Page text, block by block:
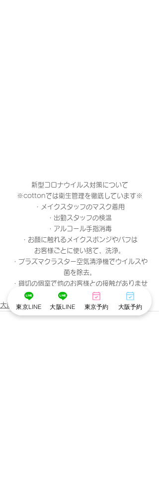
新型コロナウイルス対策について
※cottonでは衛生管理を徹底しています※
・メイクスタッフのマスク着用
・出勤スタッフの検温
・アルコール手指消毒
・お顔に触れるメイクスポンジやパフは
お客様ごとに使い捨て、洗浄。
・プラズマクラスター空気清浄機でウイルスや
菌を除去。
・貸切の個室で他のお客様との接触がありませ
大阪心斎橋店
東京LINE 大阪LINE 東京予約 大阪予約